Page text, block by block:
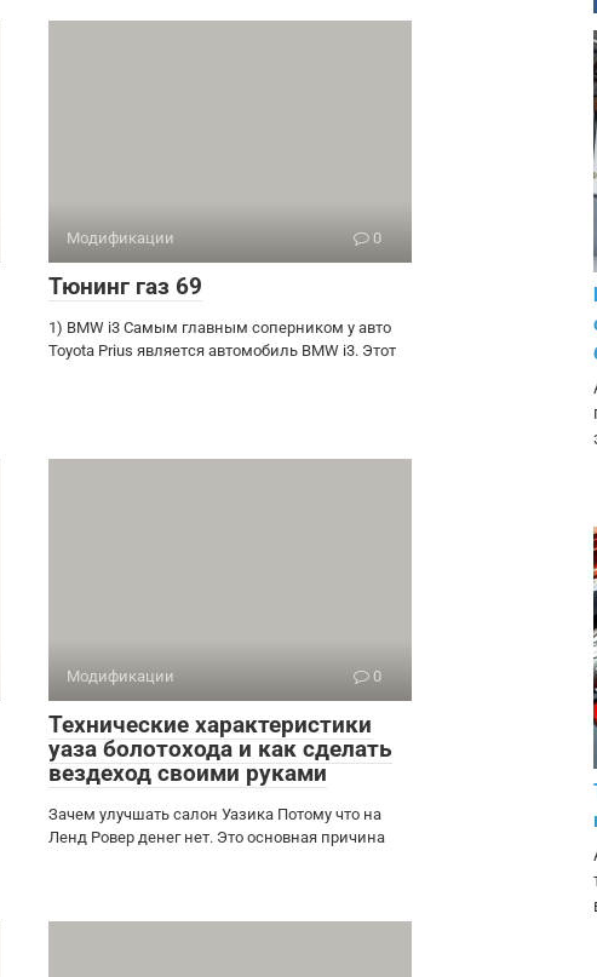
Модификации 0
Тюнинг газ 69
1) BMW i3 Самым главным соперником у авто
Toyota Prius является автомобиль BMW i3. Этот
Модификации 0
Технические характеристики
уаза болотохода и как сделать
вездеход своими руками
Зачем улучшать салон Уазика Потому что на
Ленд Ровер денег нет. Это основная причина